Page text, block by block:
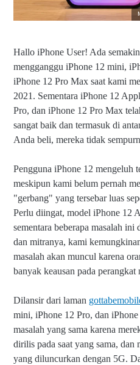
Hallo iPhone User! Ada
mengganggu iPhone 12 mini,
iPhone 12 Pro Max saat kami
2021. Sementara iPhone 12
Pro, dan iPhone 12 Pro Max
sangat baik dan termasuk di
Anda beli, mereka tidak
Pengguna iPhone 12 mengeluh
meskipun kami belum pernah
"gerbang" yang tersebar luas
Perlu diingat, model iPhone 12
sementara beberapa masalah
dan mitranya, kami
masalah akan muncul karena
banyak keausan pada perangkat
Dilansir dari laman
mini, iPhone 12 Pro, dan
masalah yang sama karena
dirilis pada saat yang sama, dan
yang diluncurkan dengan 5G.